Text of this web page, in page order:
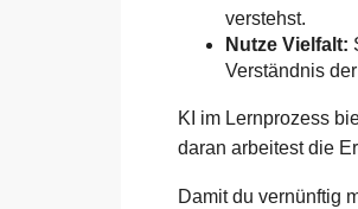
verstehst.
Nutze Vielfalt:
Verständnis
KI im Lernprozess
daran arbeitest die
Damit du vernünftig